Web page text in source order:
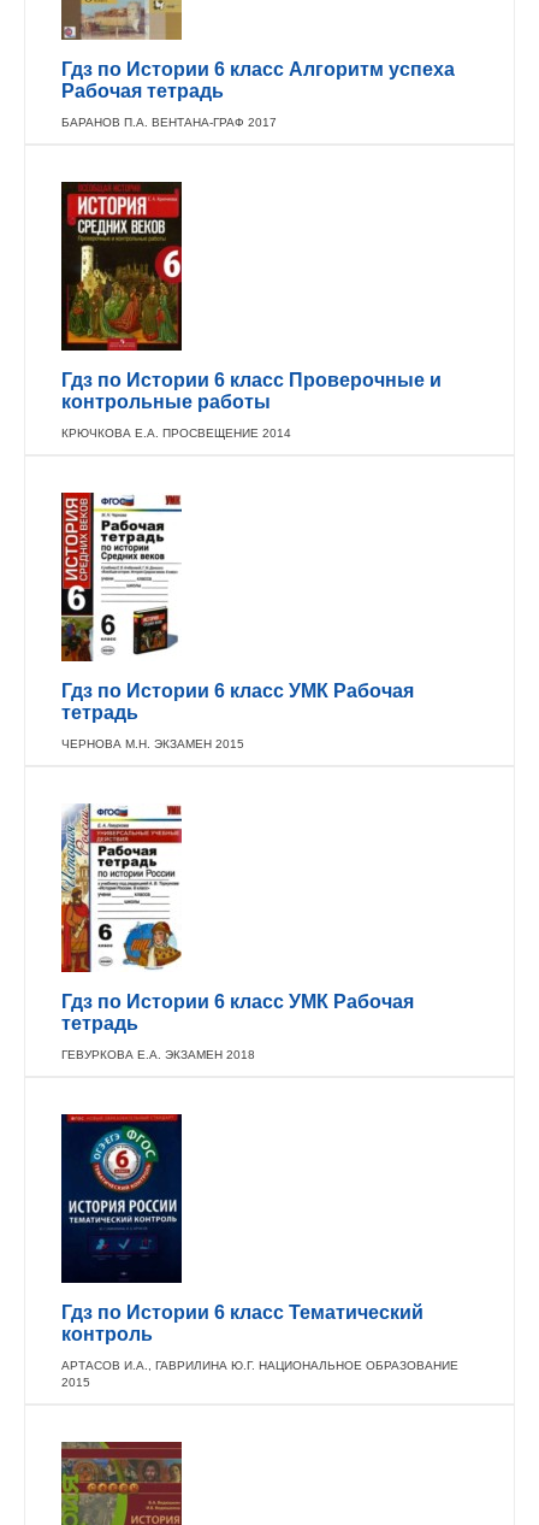
Гдз по Истории 6 класс Алгоритм успеха
Рабочая тетрадь
БАРАНОВ П.А. ВЕНТАНА-ГРАФ 2017
Гдз по Истории 6 класс Проверочные и
контрольные работы
КРЮЧКОВА Е.А. ПРОСВЕЩЕНИЕ 2014
Гдз по Истории 6 класс УМК Рабочая
тетрадь
ЧЕРНОВА М.Н. ЭКЗАМЕН 2015
Гдз по Истории 6 класс УМК Рабочая
тетрадь
ГЕВУРКОВА Е.А. ЭКЗАМЕН 2018
Гдз по Истории 6 класс Тематический
контроль
АРТАСОВ И.А., ГАВРИЛИНА Ю.Г. НАЦИОНАЛЬНОЕ ОБРАЗОВАНИЕ
2015